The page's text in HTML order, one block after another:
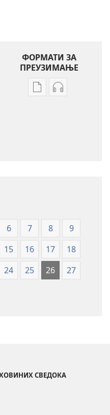
ФОРМАТИ ЗА
ПРЕУЗИМАЊЕ
Формати
(ревидирано
издање
2019)
Формати
(ревидирано
издање
2019)
6 7 8
9
15 16 17
18
24 25 26
27
СВЕДОКА